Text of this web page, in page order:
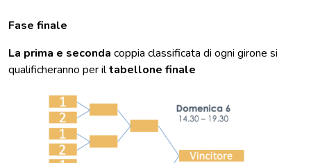
Fase finale
La prima e seconda coppia classificata di ogni girone si
qualificheranno per iltabellone finale